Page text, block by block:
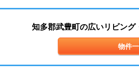
知多郡武豊町の広いリビン
物件